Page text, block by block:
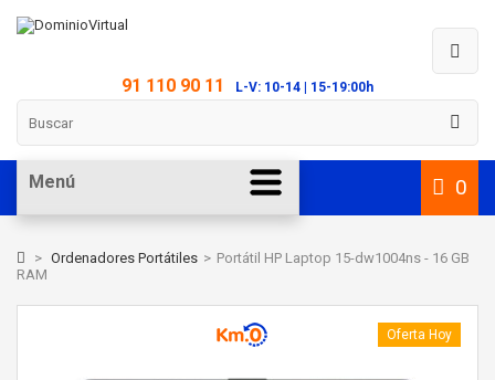
91 110 90 11 L-V: 10-14 | 15-19:00h
0
Menú
> Ordenadores Portátiles > Portátil HP Laptop 15-dw1004ns - 16 GB
RAM
Oferta Hoy